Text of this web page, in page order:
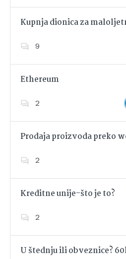
Kupnja dionica za
9
Ethereum
2
Prodaja proizvoda preko
2
Kreditne unije-što je to?
2
U štednju ili obveznice?